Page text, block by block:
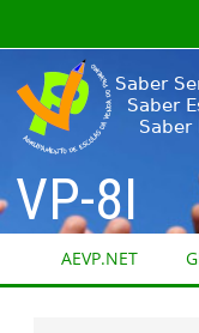
VP-8I
AEVP.NET